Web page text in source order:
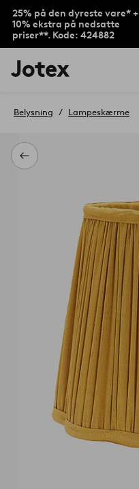
25% på den dyreste vare* +
10% ekstra på nedsatte
priser**. Kode: 424882
Jotex
logo
til
Tilbage
Belysning Lampeskærme